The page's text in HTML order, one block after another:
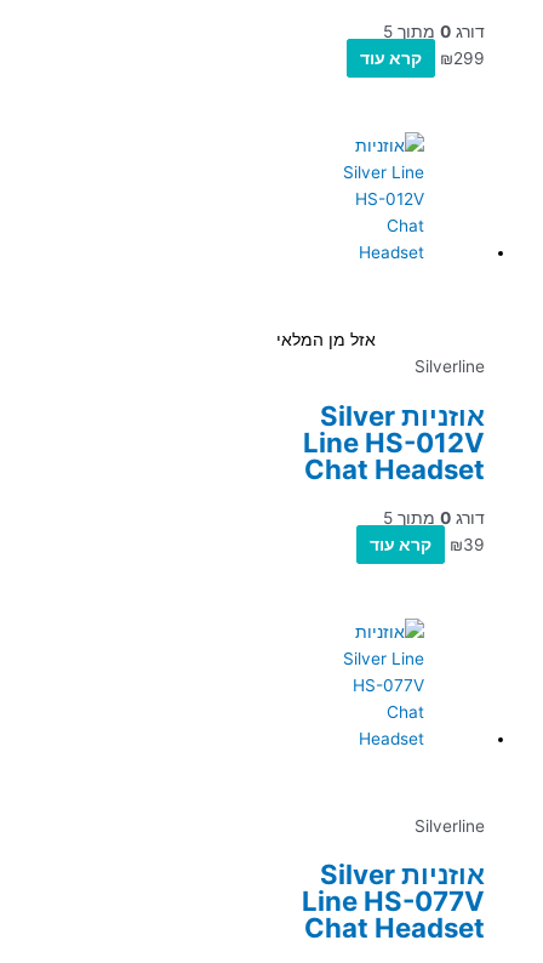
דורג 0 מתוך 5
₪299 קרא עוד
אזל מן המלאי
Silverline
אוזניות Silver
Line HS-012V
Chat Headset
דורג 0 מתוך 5
₪39 קרא עוד
Silverline
אוזניות Silver
Line HS-077V
Chat Headset